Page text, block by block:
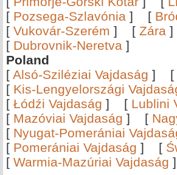
[ Pozsega-Szlavónia ] [
[ Vukovár-Szerém ] [ Zára ]
[ Dubrovnik-Neretva ]
Poland
[ Alsó-Sziléziai Vajdaság ] [
[ Kis-Lengyelországi
[ Łódźi Vajdaság ] [ Lublini
[ Mazóviai Vajdaság ] [
[ Nyugat-Pomerániai
[ Pomerániai Vajdaság ] [
[ Warmia-Mazúriai Vajdaság